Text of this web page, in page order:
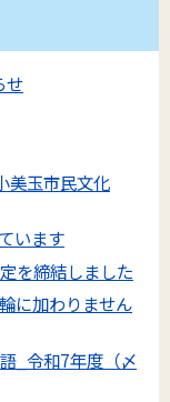
せ
美玉市民文化
います
を締結しました
に加わりません
_令和7年度（〆